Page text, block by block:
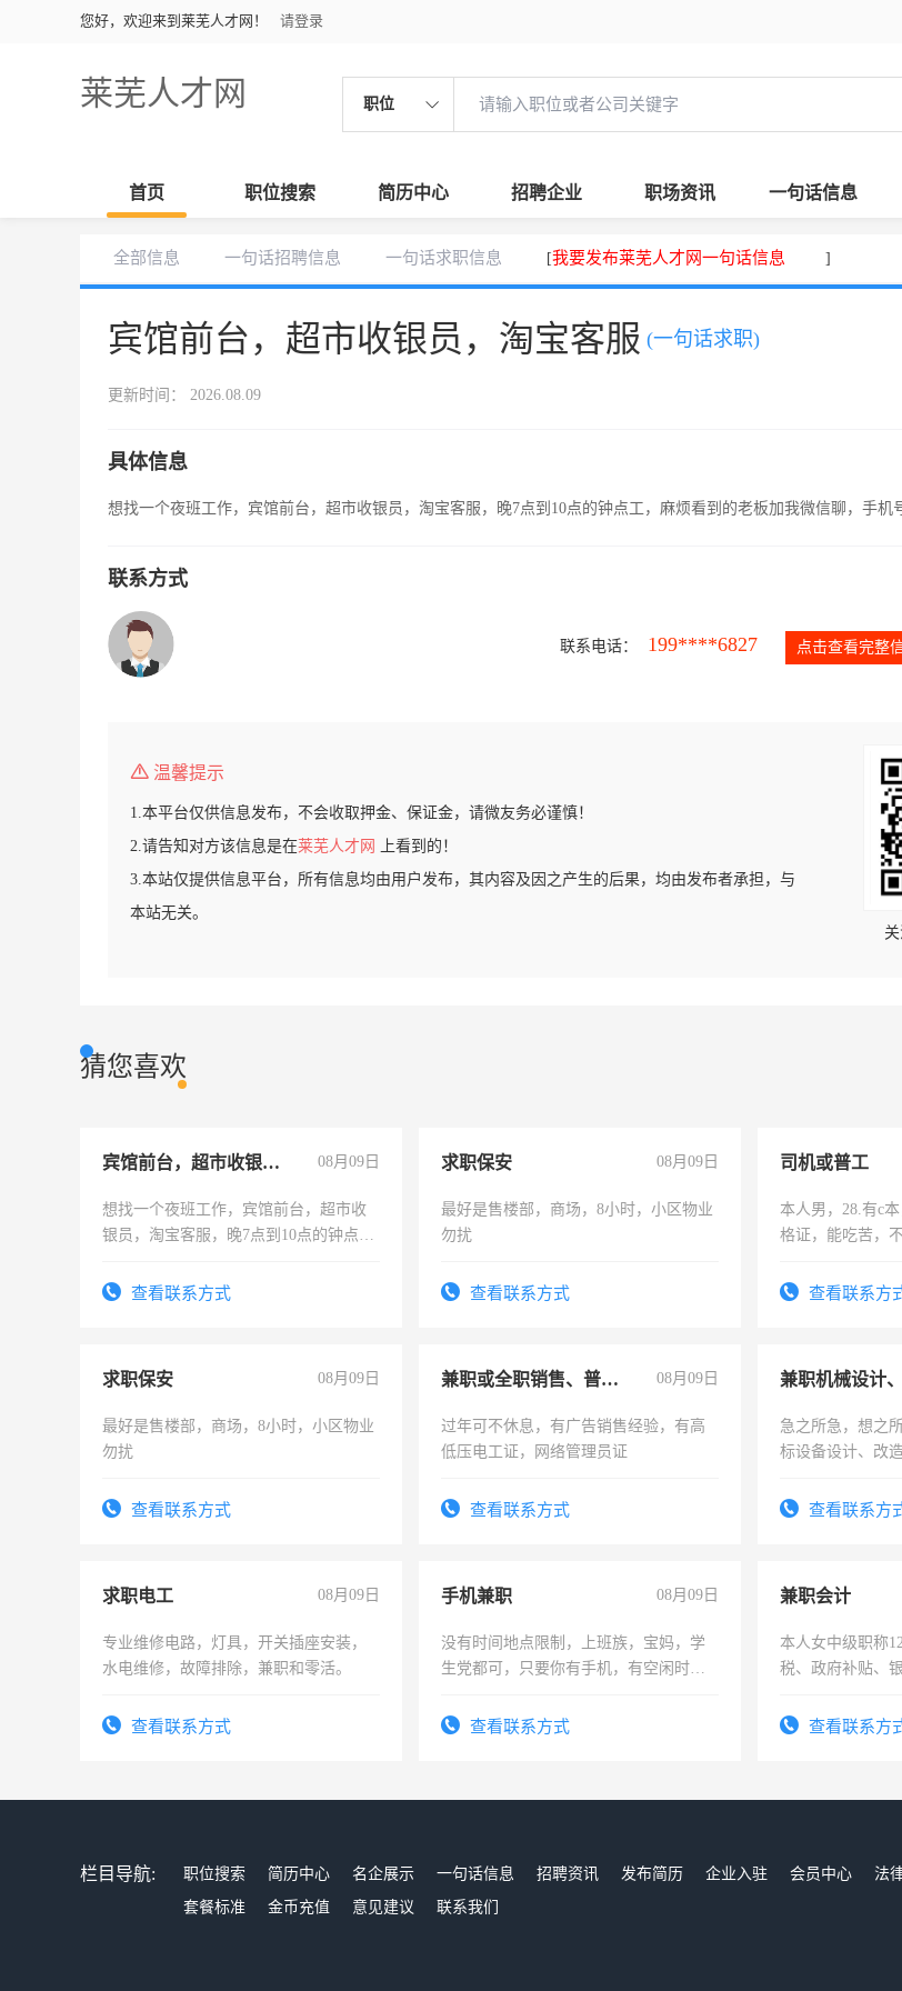
您好，欢迎来到莱芜人才网！ 请登录
莱芜人才网 职位
首页 职位搜索 简历中心 招聘企业 职场资讯 一句话信息
全部信息 一句话招聘信息 一句话求职信息 [我要发布莱芜人才网一句话信息 ]
宾馆前台，超市收银员，淘宝客服 (一句话求职)
更新时间： 2026.08.09
具体信息
想找一个夜班工作，宾馆前台，超市收银员，淘宝客服，晚7点到10点的钟点工，麻烦看到的老板加我微信聊，手机
联系方式
联系电话： 199****6827 点击查看完整
温馨提示
1.本平台仅供信息发布，不会收取押金、保证金，请微友务必谨慎！
2.请告知对方该信息是在莱芜人才网
上看到的！
3.本站仅提供信息平台，所有信息均由用户发布，其内容及因之产生的后果，均由发布者承担，与
本站无关。
猜您喜欢
宾馆前台，超市收银员，淘宝客服 08月09日
想找一个夜班工作，宾馆前台，超市收
银员，淘宝客服，晚7点到10点的钟点
号同微信查看联系方式
求职保安 08月09日
最好是售楼部，商场，8小时，小区物业
勿扰
查看联系方式
司机或普工
本人男，28.有c
格证，能吃苦，
查看联系方
求职保安 08月09日
最好是售楼部，商场，8小时，小区物业
勿扰
查看联系方式
兼职或全职销售、普工、维修 08月09日
过年可不休息，有广告销售经验，有高
低压电工证，网络管理员证
查看联系方式
急之所急，想之
标设备设计、改
结识有识之士，
查看联系方
求职电工 08月09日
专业维修电路，灯具，开关插座安装，
水电维修，故障排除，兼职和零活。
查看联系方式
手机兼职 08月09日
没有时间地点限制，上班族，宝妈，学
生党都可，只要你有手机，有空闲时
勤快的四五十，每天挣零花钱没问题！
查看联系方式
兼职会计
本人女中级职称
税、政府补贴、
务，财务咨询等
查看联系方
栏目导航: 职位搜索 简历中心 名企展示 一句话信息 招聘资讯 发布简历 企业入驻 会员中心
法
套餐标准
金币充值 意见建议 联系我们